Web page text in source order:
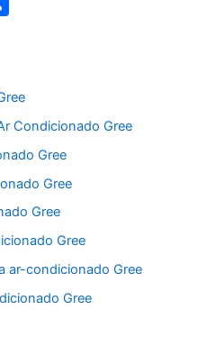
e
Condicionado Gree
Gree
Gree
Gree
Gree
ar-condicionado Gree
Gree